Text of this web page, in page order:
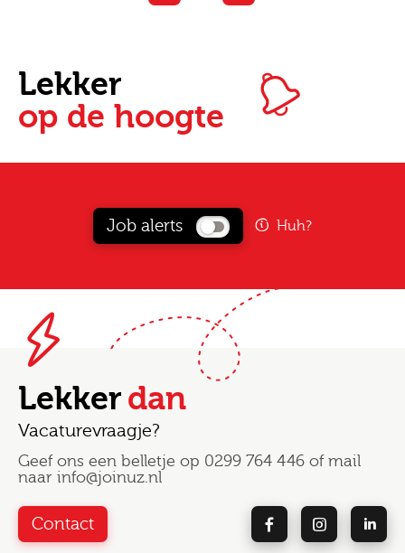
Lekker
op de hoogte
Job alerts Huh?
Lekkerdan
Vacaturevraagje?
Geef ons een belletje op 0299 764 446 of mail
naar info@joinuz.nl
Contact